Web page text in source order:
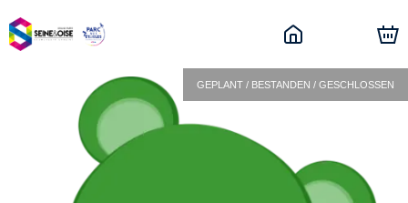
GEPLANT / BESTANDEN / GESCHLOSSEN